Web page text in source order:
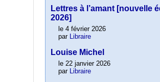
Lettres à l’amant [nouvelle
2026]
le 4 février 2026
par Libraire
Louise Michel
le 22 janvier 2026
par Libraire